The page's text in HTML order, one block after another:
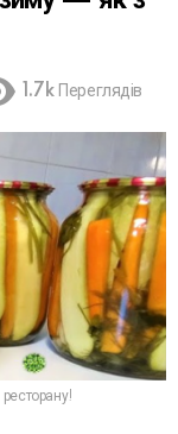
1.7k Переглядів